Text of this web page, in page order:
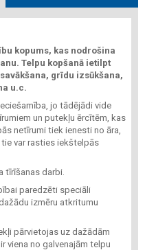
kopums, kas nodrošina
Telpu kopšanā ietilpt
grīdu izsūkšana,
u.c.
jo tādējādi vide
un putekļu ērcītēm, kas
netīrumi tiek ienesti no āra,
var rasties iekštelpās
tīrīšanas darbi.
paredzēti speciāli
izmēru atkritumu
pārvietojas uz dažādām
viena no galvenajām telpu